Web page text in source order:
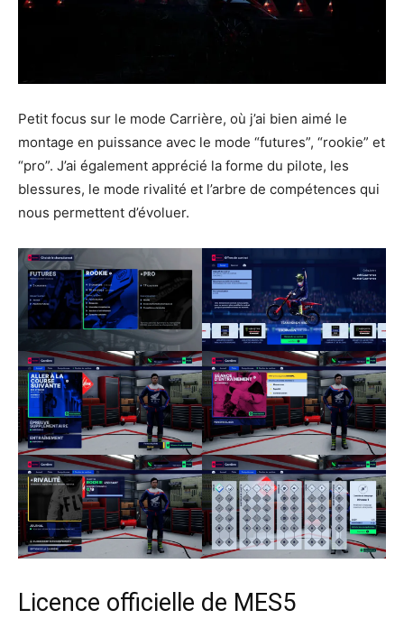
Petit focus sur le mode Carrière, où j’ai bien aimé le
montage en puissance avec le mode “futures”, “rookie” et
“pro”. J’ai également apprécié la forme du pilote, les
blessures, le mode rivalité et l’arbre de compétences qui
nous permettent d’évoluer.
Licence officielle de MES5